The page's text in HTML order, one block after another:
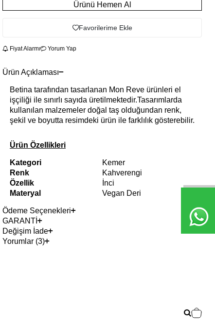
Ürünü Hemen Al
Favorilerime Ekle
Fiyat Alarmı Yorum Yap
Ürün Açıklaması
Betina tarafından tasarlanan Mon Reve ürünleri el
işçiliği ile sınırlı sayıda üretilmektedir.Tasarımlarda
kullanılan malzemeler doğal taş olduğundan renk,
şekil ve boyutta resimdeki ürün ile farklılık gösterebilir.
Ürün Özellikleri
Kategori
Kemer
Renk
Kahverengi
Özellik
İnci
Materyal
Vegan Deri
Ödeme Seçenekleri
GARANTİ
Değişim İade
Yorumlar (3)